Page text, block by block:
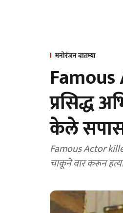
मनोरंजन बातम्या
Famous
प्रसिद्ध
केले
Famous Actor killed By Girlfriend Son : 'टॉप
चाकूने वार करून